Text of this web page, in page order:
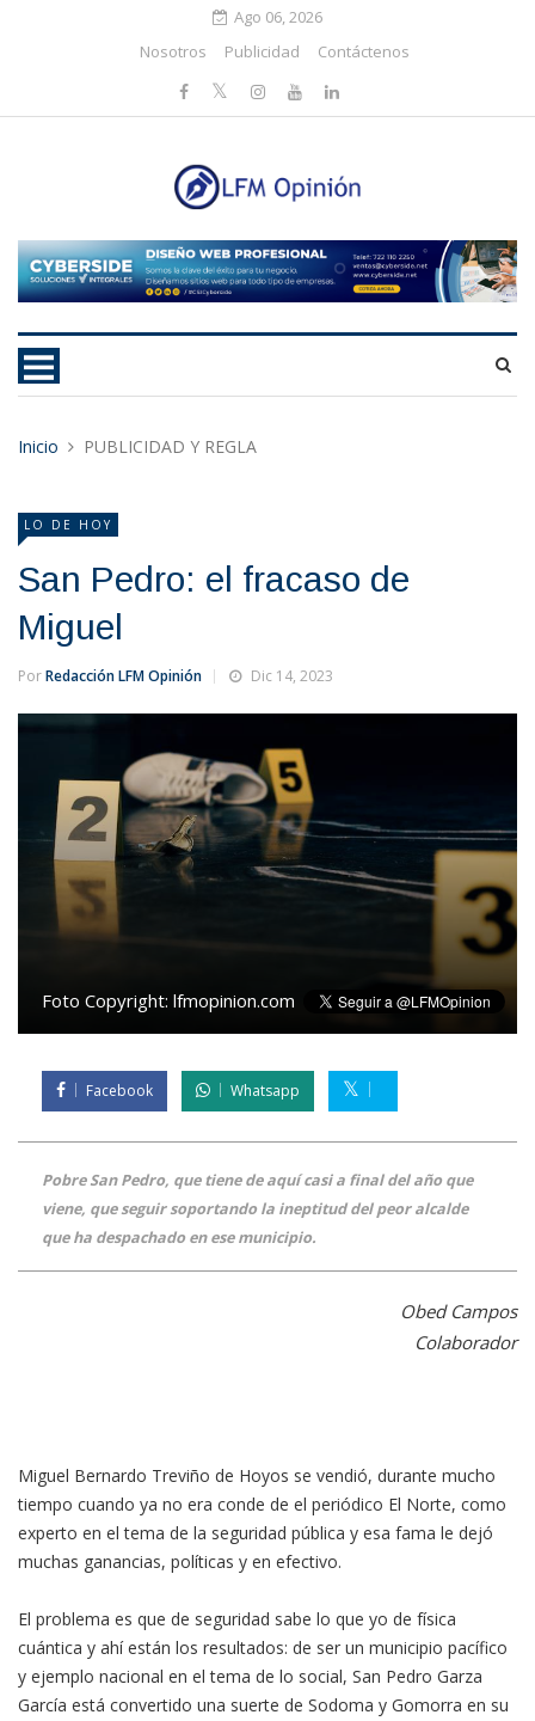
Ago 06, 2026
Nosotros
Publicidad Contáctenos
Inicio PUBLICIDAD Y REGLA
LO DE HOY
San Pedro: el fracaso de
Miguel
PorRedacción LFM Opinión Dic 14, 2023
Foto Copyright: lfmopinion.com
Facebook Whatsapp
Pobre San Pedro, que tiene de aquí casi a final del año que
viene, que seguir soportando la ineptitud del peor alcalde
que ha despachado en ese municipio.
Obed Campos
Colaborador
Miguel Bernardo Treviño de Hoyos se vendió, durante mucho
tiempo cuando ya no era conde de el periódico El Norte, como
experto en el tema de la seguridad pública y esa fama le dejó
muchas ganancias, políticas y en efectivo.
El problema es que de seguridad sabe lo que yo de física
cuántica y ahí están los resultados: de ser un municipio pacífico
y ejemplo nacional en el tema de lo social, San Pedro Garza
García está convertido una suerte de Sodoma y Gomorra en su